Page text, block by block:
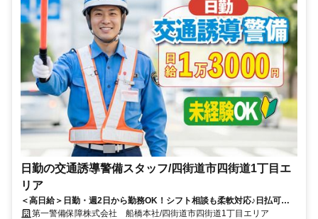
日勤の交通誘導警備スタッフ/四街道市四街道1丁目エ
リア
＜高日給＞日勤・週2日から勤務OK！シフト相談も柔軟対応♪日払可◎
未経験歓迎★
第一警備保障株式会社 船橋本社/四街道市四街道1丁目エリア